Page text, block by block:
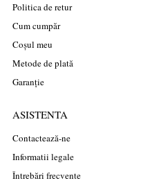
Politica de retur
Cum cumpăr
Coșul meu
Metode de plată
Garanție
ASISTENTA
Contactează-ne
Informatii legale
Întrebări frecvente